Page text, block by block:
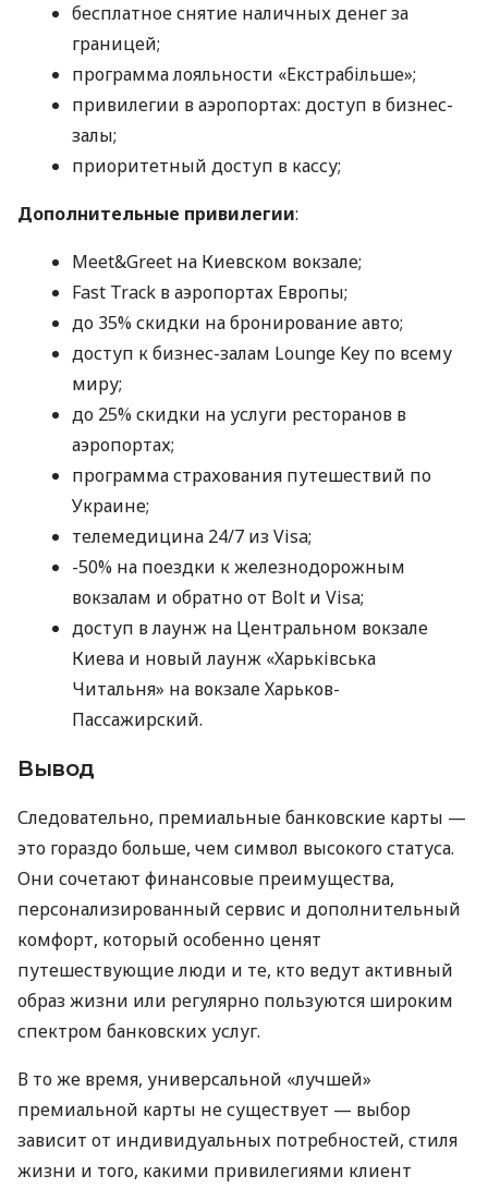
бесплатное снятие наличных денег за
границей;
программа лояльности «Екстрабільше»;
привилегии в аэропортах: доступ в бизнес-
залы;
приоритетный доступ в кассу;
Дополнительные привилегии:
Meet&Greet на Киевском вокзале;
Fast Track в аэропортах Европы;
до 35% скидки на бронирование авто;
доступ к бизнес-залам Lounge Key по всему
миру;
до 25% скидки на услуги ресторанов в
аэропортах;
программа страхования путешествий по
Украине;
телемедицина 24/7 из Visa;
-50% на поездки к железнодорожным
вокзалам и обратно от Bolt и Visa;
доступ в лаунж на Центральном вокзале
Киева и новый лаунж «Харьківська
Читальня» на вокзале Харьков-
Пассажирский.
Вывод
Следовательно, премиальные банковские карты —
это гораздо больше, чем символ высокого статуса.
Они сочетают финансовые преимущества,
персонализированный сервис и дополнительный
комфорт, который особенно ценят
путешествующие люди и те, кто ведут активный
образ жизни или регулярно пользуются широким
спектром банковских услуг.
В то же время, универсальной «лучшей»
премиальной карты не существует — выбор
зависит от индивидуальных потребностей, стиля
жизни и того, какими привилегиями клиент